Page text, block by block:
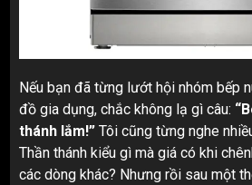
Nếu bạn đã từng lướt hội nhóm bếp
đồ gia dụng, chắc không lạ gì câu:
thánh lắm!” Tôi cũng từng nghe
Thần thánh kiểu gì mà giá có khi
các dòng khác? Nhưng rồi sau một